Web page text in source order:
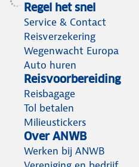
Regel het snel
Service & Contact
Reisverzekering
Wegenwacht Europa
Auto huren
Reisvoorbereiding
Reisbagage
Tol betalen
Milieustickers
Over ANWB
Werken bij ANWB